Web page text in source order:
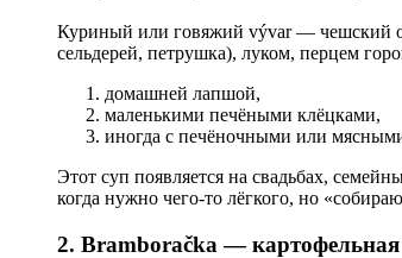
Куриный или говяжий vývar — чешский
сельдерей, петрушка), луком, перцем
домашней лапшой,
маленькими печёными клёцками,
иногда с печёночными или
Этот суп появляется на свадьбах,
когда нужно чего-то лёгкого, но
2. Bramboračka — картофельная